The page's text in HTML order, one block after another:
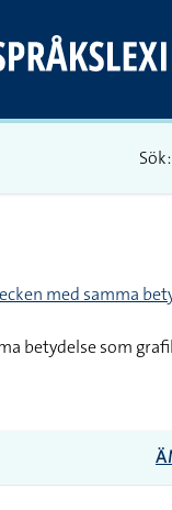
Sök:
med samma
betydelse som